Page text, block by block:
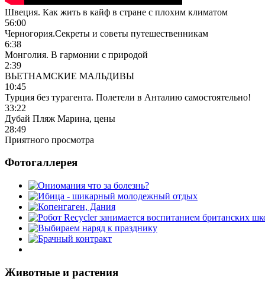
Швеция. Как жить в кайф в стране с плохим климатом
56:00
Черногория.Секреты и советы путешественникам
6:38
Монголия. В гармонии с природой
2:39
ВЬЕТНАМСКИЕ МАЛЬДИВЫ
10:45
Турция без турагента. Полетели в Анталию самостоятельно!
33:22
Дубай Пляж Марина, цены
28:49
Приятного просмотра
Фотогаллерея
Животные и растения